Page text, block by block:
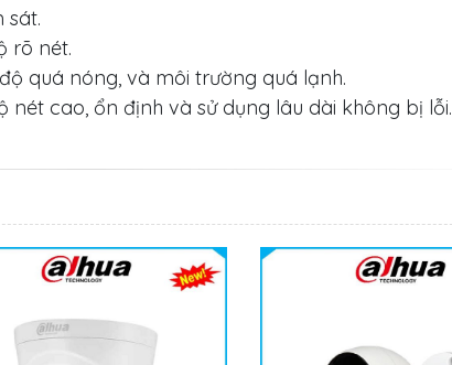
sát.
rõ nét.
quá nóng, và môi trường quá lạnh.
cao, ổn định và sử dụng lâu dài không bị lỗi.